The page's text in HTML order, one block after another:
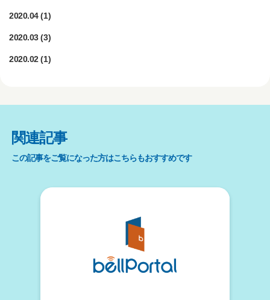
2020.04(1)
2020.03(3)
2020.02(1)
関連記事
この記事をご覧になった方はこちらもおすすめです